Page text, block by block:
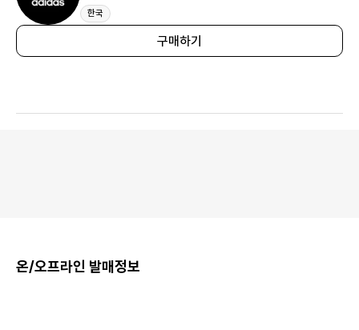
한국
구매하기
온/오프라인 발매정보